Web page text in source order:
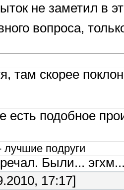
не заметил в
вопроса,
там скорее
есть подобное
подруги
Были...
17:17]